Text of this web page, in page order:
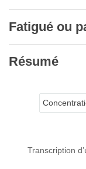
Fatigué ou
Résumé
Transcription